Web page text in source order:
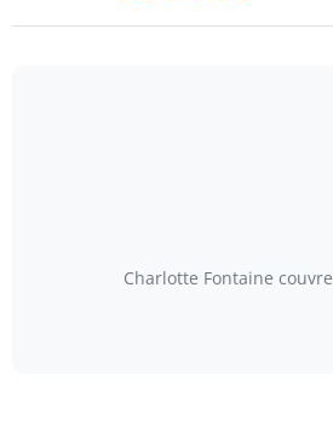
Charlotte Fontaine